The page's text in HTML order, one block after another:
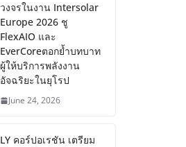
วงจรในงาน Intersolar
Europe 2026 ชู
FlexAIO และ
EverCoreตอกย้ำบทบาท
ผู้ให้บริการพลังงาน
อัจฉริยะในยุโรป
June 24, 2026
LY คอร์ปอเรชัน เตรียม